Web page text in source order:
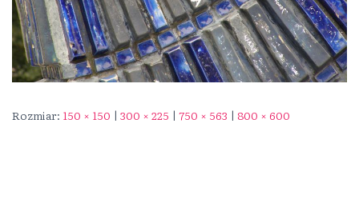
Rozmiar: 150 × 150 | 300 × 225 | 750 × 563 | 800 × 600